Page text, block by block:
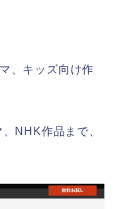
、キッズ向け作
NHK作品まで、